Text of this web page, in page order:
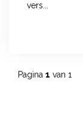
vers...
Pagina 1 van 1